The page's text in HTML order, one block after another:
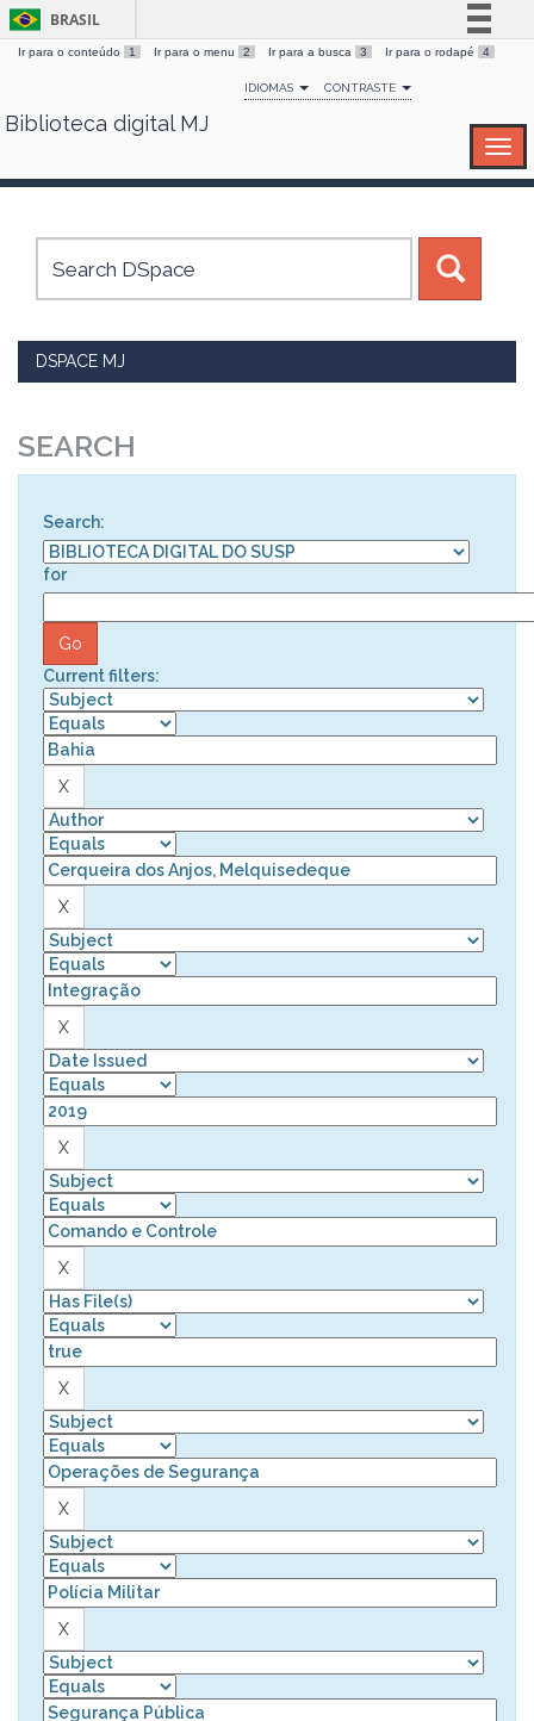
Skip
BRASIL
Simplifique!
Comunica BR
Canais
Ir para o conteúdo 1 Ir para o menu 2 Ir para a busca 3 Ir para o rodapé 4
IDIOMAS CONTRASTE
Biblioteca digital MJ
DSPACE MJ
SEARCH
Search:
for
Current filters: